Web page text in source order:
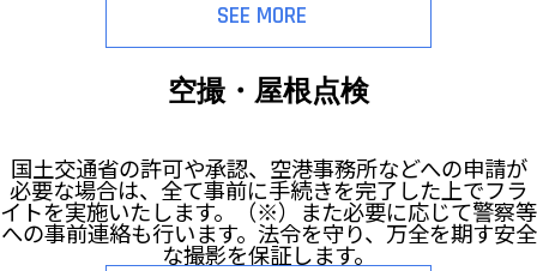
SEE MORE
空撮・屋根点検
国土交通省の許可や承認、空港事務所などへの申請が
必要な場合は、全て事前に手続きを完了した上でフラ
イトを実施いたします。（※）また必要に応じて警察等
への事前連絡も行います。法令を守り、万全を期す安全
な撮影を保証します。